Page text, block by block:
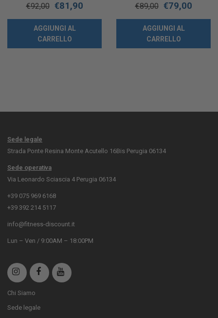
€92,00 €81,90
AGGIUNGI AL
CARRELLO
€89,00 €79,00
AGGIUNGI AL
CARRELLO
Sede legale
Strada Ponte Resina Monte Acutello 16Bis Perugia 06134
Sede operativa
Via Leonardo Sciascia 4 Perugia 06134
+39 075 969 6168
+39 392 214 5117
info@fitness-discount.it
Lun – Ven / 9:00AM – 18:00PM
Chi Siamo
Sede legale